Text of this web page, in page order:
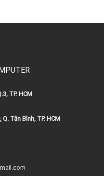
TP. HCM
Tân Bình, TP. HCM